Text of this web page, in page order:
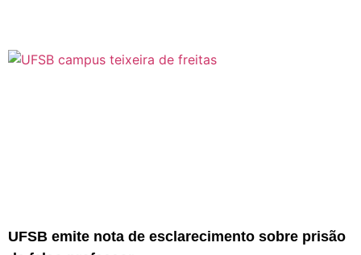
UFSB emite nota de esclarecimento sobre prisão